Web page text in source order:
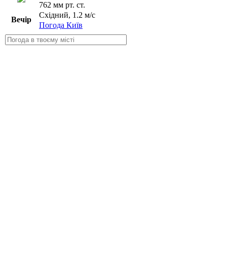
762 мм рт. ст.
Східний, 1.2 м/с
Погода Київ
Вечір